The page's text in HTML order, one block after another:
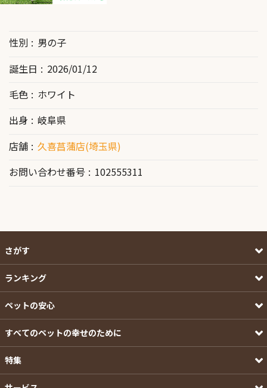
性別
男の子
誕生日
2026/01/12
毛色
ホワイト
出身
岐阜県
店舗
久喜菖蒲店(埼玉県)
お問い合わせ番号
102555311
さがす
ランキング
ペットの安心
すべてのペットの幸せのために
特集